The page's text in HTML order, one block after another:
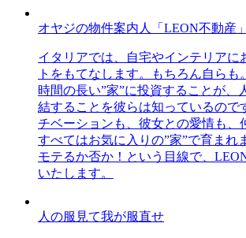
オヤジの物件案内人「LEON不動産」
イタリアでは、自宅やインテリアに
トをもてなします。もちろん自らも
時間の長い”家”に投資することが、
結することを彼らは知っているので
チベーションも、彼女との愛情も、
すべてはお気に入りの”家”で育まれ
モテるか否か！という目線で、
いたします。
人の服見て我が服直せ